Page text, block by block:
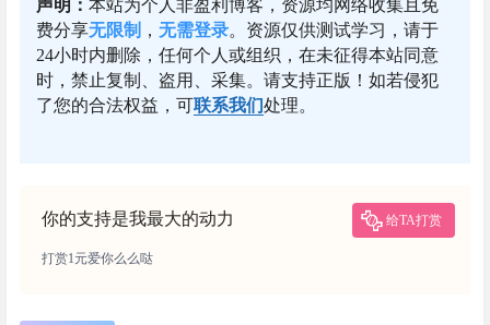
声明： 本站为个人非盈利博客，资源均网络收集且免
费分享无限制 ， 无需登录。资源仅供测试学习，请于
24小时内删除，任何个人或组织，在未征得本站同意
时，禁止复制、盗用、采集。请支持正版！如若侵犯
了您的合法权益，可联系我们处理。
你的支持是我最大的动力 给TA打赏
打赏1元爱你么么哒